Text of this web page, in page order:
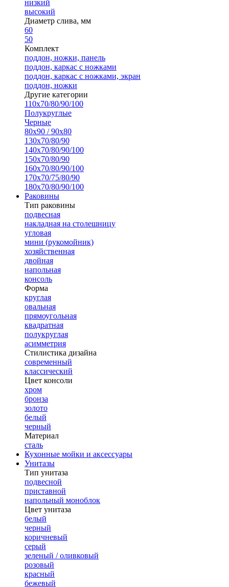
низкий
высокий
Диаметр слива, мм
60
50
Комплект
поддон, ножки, панель
поддон, каркас с ножками
поддон, каркас с ножками, экран
поддон, ножки
Другие категории
110х70/80/90/100
Полукруглые
Черные
80х90 / 90х80
130х70/80/90
140х70/80/90/100
150х70/80/90
160х70/80/90/100
170х70/75/80/90
180х70/80/90/100
Раковины
Тип раковины
подвесная
накладная на столешницу
угловая
мини (рукомойник)
хозяйственная
двойная
напольная
консоль
Форма
круглая
овальная
прямоугольная
квадратная
полукруглая
асимметрия
Стилистика дизайна
современный
классический
Цвет консоли
хром
бронза
золото
белый
черный
Материал
сталь
Кухонные мойки и аксессуары
Унитазы
Тип унитаза
подвесной
приставной
напольный моноблок
Цвет унитаза
белый
черный
коричневый
серый
зеленый / оливковый
розовый
красный
бежевый